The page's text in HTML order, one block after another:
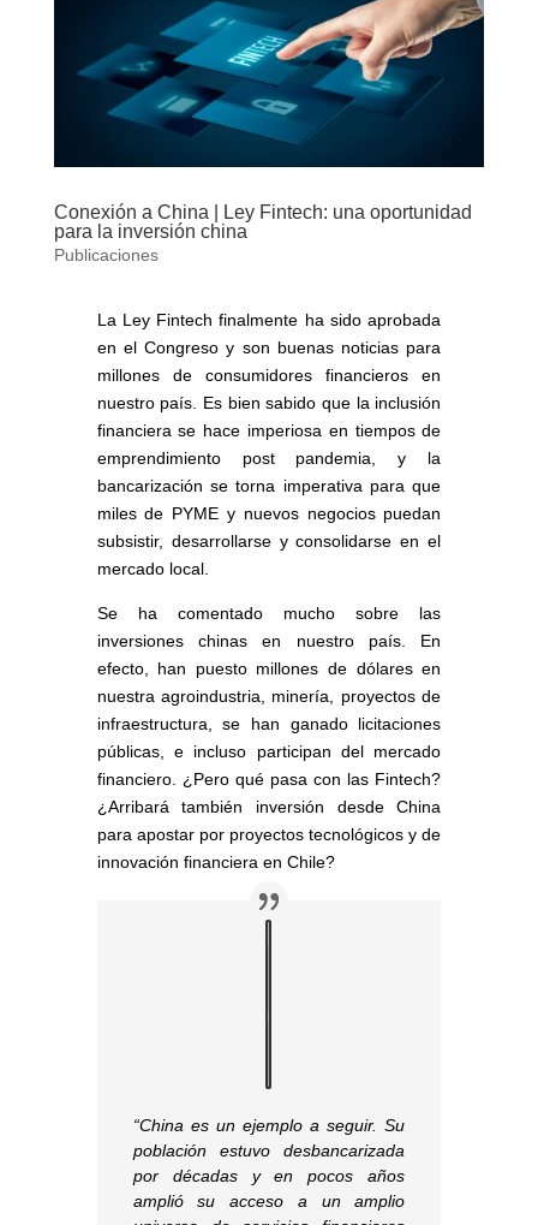
Conexión a China | Ley Fintech: una oportunidad
para la inversión china
Publicaciones
La Ley Fintech finalmente ha sido aprobada
en el Congreso y son buenas noticias para
millones de consumidores financieros en
nuestro país. Es bien sabido que la inclusión
financiera se hace imperiosa en tiempos de
emprendimiento post pandemia, y la
bancarización se torna imperativa para que
miles de PYME y nuevos negocios puedan
subsistir, desarrollarse y consolidarse en el
mercado local.
Se ha comentado mucho sobre las
inversiones chinas en nuestro país. En
efecto, han puesto millones de dólares en
nuestra agroindustria, minería, proyectos de
infraestructura, se han ganado licitaciones
públicas, e incluso participan del mercado
financiero. ¿Pero qué pasa con las Fintech?
¿Arribará también inversión desde China
para apostar por proyectos tecnológicos y de
innovación financiera en Chile?
“China es un ejemplo a seguir. Su
población estuvo desbancarizada
por décadas y en pocos años
amplió su acceso a un amplio